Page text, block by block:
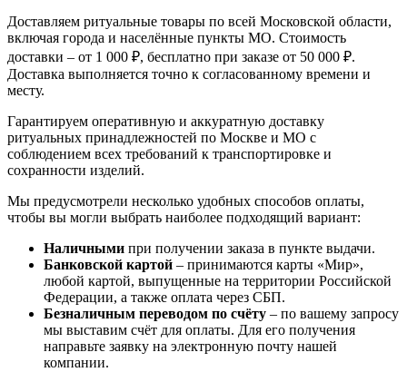
Доставляем ритуальные товары по всей Московской области,
включая города и населённые пункты МО. Стоимость
доставки – от 1 000 ₽, бесплатно при заказе от 50 000 ₽.
Доставка выполняется точно к согласованному времени и
месту.
Гарантируем оперативную и аккуратную доставку
ритуальных принадлежностей по Москве и МО с
соблюдением всех требований к транспортировке и
сохранности изделий.
Мы предусмотрели несколько удобных способов оплаты,
чтобы вы могли выбрать наиболее подходящий вариант:
Наличными при получении заказа в пункте выдачи.
Банковской картой – принимаются карты «Мир»,
любой картой, выпущенные на территории Российской
Федерации, а также оплата через СБП.
Безналичным переводом по счёту – по вашему запросу
мы выставим счёт для оплаты. Для его получения
направьте заявку на электронную почту нашей
компании.